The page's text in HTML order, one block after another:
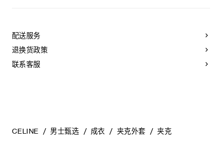
拉链开合
2枚镌刻CELINE PARIS字样的角扣
袖口和腰部饰有镌刻CELINE PARIS的角扣
意大利制造
编号：RV18E3R59.GDG8
最高熨烫温度：110°C / 230°F
不可使用蒸汽。
本品可用芳香化合物进行轻柔干洗。
配送服务
退换货政策
联系客服
CELINE 男士甄选 成衣 夹克外套 夹克